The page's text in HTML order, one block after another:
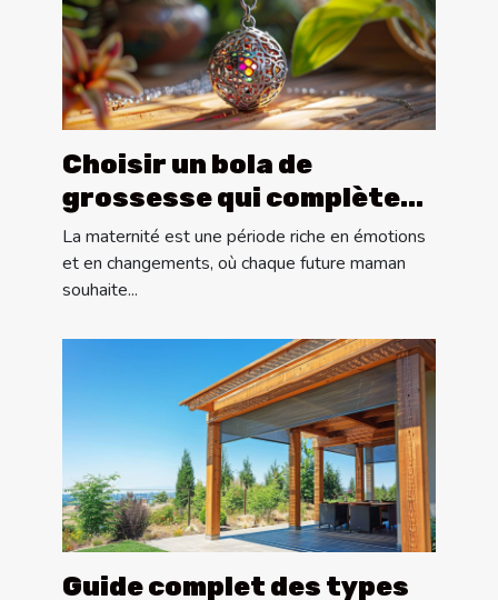
Choisir un bola de
grossesse qui complète
votre style personnel
La maternité est une période riche en émotions
et en changements, où chaque future maman
souhaite...
Guide complet des types